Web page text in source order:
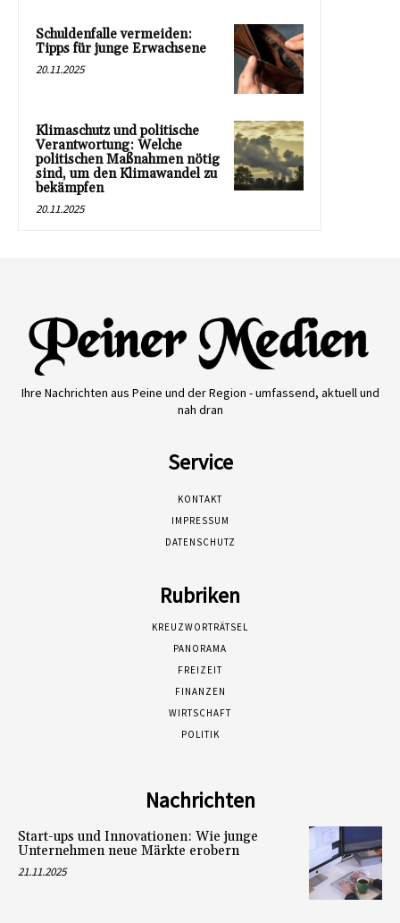
Schuldenfalle vermeiden:
Tipps für junge Erwachsene
20.11.2025
Klimaschutz und politische
Verantwortung: Welche
politischen Maßnahmen nötig
sind, um den Klimawandel zu
bekämpfen
20.11.2025
Ihre Nachrichten aus Peine und der Region - umfassend, aktuell und
nah dran
Service
KONTAKT
IMPRESSUM
DATENSCHUTZ
Rubriken
KREUZWORTRÄTSEL
PANORAMA
FREIZEIT
FINANZEN
WIRTSCHAFT
POLITIK
Nachrichten
Start-ups und Innovationen: Wie junge
Unternehmen neue Märkte erobern
21.11.2025